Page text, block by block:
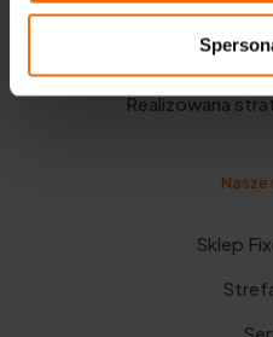
Polityka
Realizowana
Sklep